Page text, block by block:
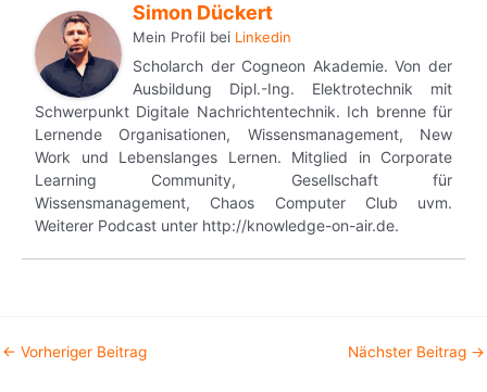
Simon Dückert
Mein Profil bei Linkedin
Scholarch der Cogneon Akademie. Von der
Ausbildung Dipl.-Ing. Elektrotechnik mit
Schwerpunkt Digitale Nachrichtentechnik. Ich brenne für
Lernende Organisationen, Wissensmanagement, New
Work und Lebenslanges Lernen. Mitglied in Corporate
Learning Community, Gesellschaft für
Wissensmanagement, Chaos Computer Club uvm.
Weiterer Podcast unter http://knowledge-on-air.de.
← Vorheriger Beitrag Nächster Beitrag →